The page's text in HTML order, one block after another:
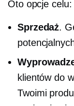
Oto opcje celu:
Sprzedaż.
klientów do
Twoimi